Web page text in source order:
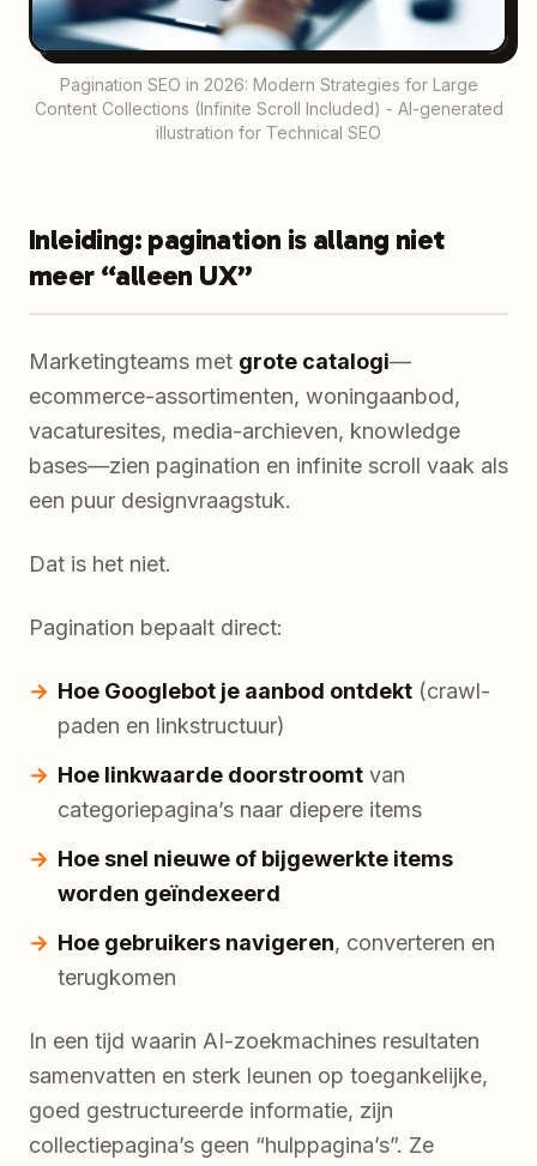
Pagination SEO in 2026: Modern Strategies for Large
Content Collections (Infinite Scroll Included) - AI-generated
illustration for Technical SEO
Inleiding: pagination is allang niet
meer “alleen UX”
Marketingteams met grote catalogi—
ecommerce-assortimenten, woningaanbod,
vacaturesites, media-archieven, knowledge
bases—zien pagination en infinite scroll vaak als
een puur designvraagstuk.
Dat is het niet.
Pagination bepaalt direct:
Hoe Googlebot je aanbod ontdekt (crawl-
paden en linkstructuur)
Hoe linkwaarde doorstroomt van
categoriepagina’s naar diepere items
Hoe snel nieuwe of bijgewerkte items
worden geïndexeerd
Hoe gebruikers navigeren, converteren en
terugkomen
In een tijd waarin AI-zoekmachines resultaten
samenvatten en sterk leunen op toegankelijke,
goed gestructureerde informatie, zijn
collectiepagina’s geen “hulppagina’s”. Ze